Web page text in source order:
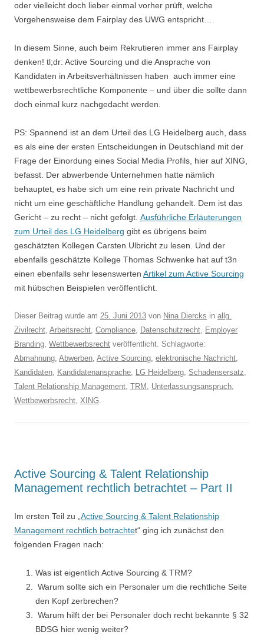
oder vielleicht doch lieber einmal vorher prüft, welche
Vorgehensweise dem Fairplay des UWG entspricht….
In diesem Sinne, auch beim Rekrutieren immer ans Fairplay
denken! tl;dr: Active Sourcing und die Ansprache von
Kandidaten in Arbeitsverhältnissen haben auch immer eine
wettbewerbsrechtliche Komponente – und über die sollte dann
doch einmal kurz nachgedacht werden.
PS: Spannend ist an dem Urteil des LG Heidelberg auch, dass
es als eine der ersten Entscheidungen in Deutschland mit der
Frage der Einordung eines Social Media Profils, hier auf XING,
befasst. Der abwerbende Unternehmen hatte nämlich
behauptet, es habe sich um eine rein private Nachricht und
nicht um eine geschäftliche Handlung gehandelt. Dem ist das
Gericht – zu recht – nicht gefolgt. Ausführliche Erläuterungen
zum Urteil des LG Heidelberg gibt es übrigens beim
geschätzten Kollegen Carsten Ulbricht zu lesen. Und der
ebenfalls geschätzte Kollege Thomas Schwenke hat auf t3n
einen ebenfalls sehr lesenswerten Artikel zum Active Sourcing
mit hübschen Beispielen veröffentlicht.
Dieser Beitrag wurde am 25. Juni 2013 von Nina Diercks in allg.
Zivilrecht, Arbeitsrecht, Compliance, Datenschutzrecht, Employer
Branding, Wettbewerbsrecht veröffentlicht. Schlagworte:
Abmahnung, Abwerben, Active Sourcing, elektronische Nachricht,
Kandidaten, Kandidatenansprache, LG Heidelberg, Schadensersatz,
Talent Relationship Management, TRM , Unterlassungsanspruch,
Wettbewerbsrecht, XING.
Active Sourcing & Talent Relationship
Management rechtlich betrachtet – Part II
Im ersten Teil zu „ Active Sourcing & Talent Relationship
Management rechtlich betrachtet“ ging ich zunächst den
folgenden Fragen nach:
Was ist eigentlich Active Sourcing & TRM?
Warum sollte sich ein Personaler um die rechtliche Seite
den Kopf zerbrechen?
Warum hilft der bei Personaler doch recht bekannte § 32
BDSG hier wenig weiter?